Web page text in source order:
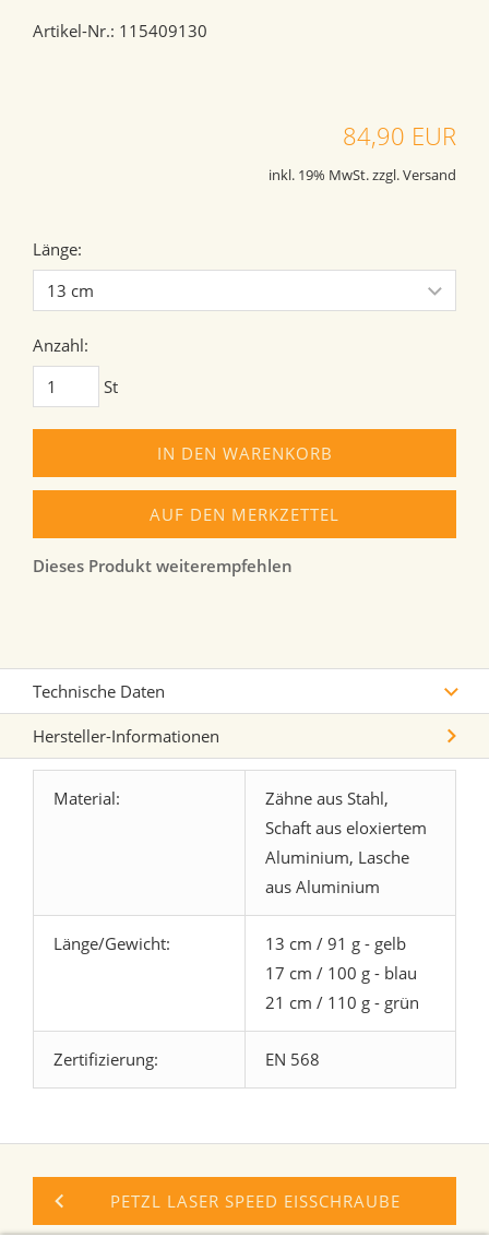
Artikel-Nr.: 115409130
84,90 EUR
inkl. 19% MwSt. zzgl. Versand
Länge:
Anzahl:
St
IN DEN WARENKORB
AUF DEN MERKZETTEL
Dieses Produkt weiterempfehlen
Technische Daten
Hersteller-Informationen
Material:
Zähne aus Stahl,
Schaft aus eloxiertem
Aluminium, Lasche
aus Aluminium
Länge/Gewicht:
13 cm / 91 g - gelb
17 cm / 100 g - blau
21 cm / 110 g - grün
Zertifizierung: EN 568
PETZL LASER SPEED EISSCHRAUBE